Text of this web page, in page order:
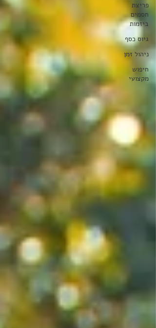
פריצת
חסמים
ביזמות
גיוס כסף
ניהול זמן
חיפוש
מקצועי